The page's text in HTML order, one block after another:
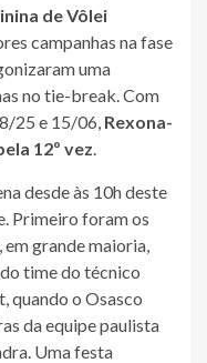
de Vôlei
campanhas na fase
uma
no tie-break. Com
25 e 15/06, Rexona-
12º vez.
desde às 10h deste
Primeiro foram os
em grande maioria,
time do técnico
quando o Osasco
da equipe paulista
Uma festa